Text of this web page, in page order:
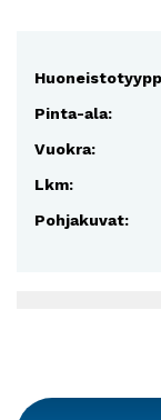
Pinta-ala:
Vuokra:
Lkm:
Pohjakuvat: